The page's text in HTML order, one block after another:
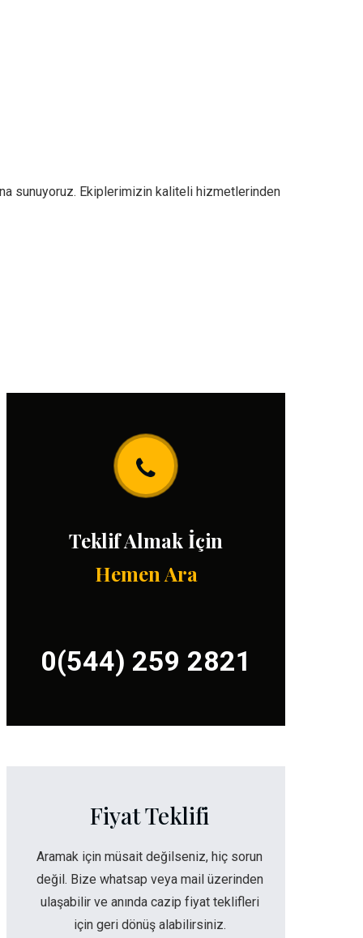
sunuyoruz. Ekiplerimizin kaliteli hizmetlerinden
Teklif Almak İçin
Hemen Ara
0(544) 259 2821
Fiyat Teklifi
Aramak için müsait değilseniz, hiç sorun
değil. Bize whatsap veya mail üzerinden
ulaşabilir ve anında cazip fiyat teklifleri
için geri dönüş alabilirsiniz.